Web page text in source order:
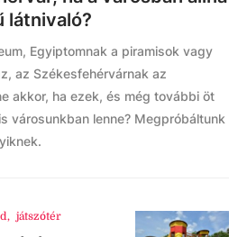
látnivaló?
Egyiptomnak a piramisok vagy
az Székesfehérvárnak az
akkor, ha ezek, és még további öt
városunkban lenne? Megpróbáltunk
, játszótér